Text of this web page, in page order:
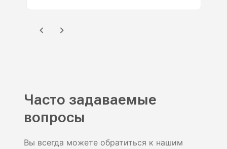
Часто задаваемые
вопросы
Вы всегда можете обратиться к нашим